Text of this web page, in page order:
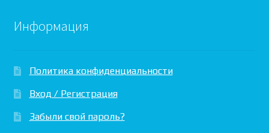
Информация
Политика конфиденциальности
Вход / Регистрация
Забыли свой пароль?